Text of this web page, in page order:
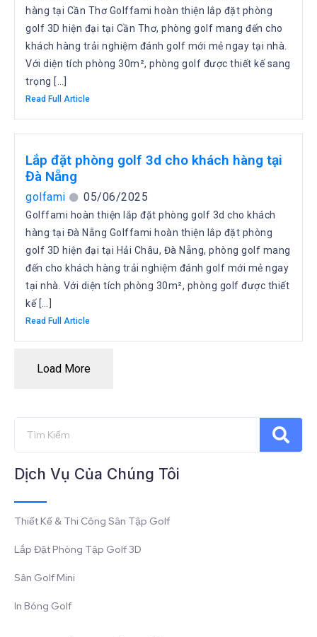
hàng tại Cần Thơ Golffami hoàn thiện lắp đặt phòng
golf 3D hiện đại tại Cần Thơ, phòng golf mang đến cho
khách hàng trải nghiệm đánh golf mới mẻ ngay tại nhà.
Với diện tích phòng 30m², phòng golf được thiết kế sang
trọng […]
Read Full Article
Lắp đặt phòng golf 3d cho khách hàng tại
Đà Nẵng
golfami 05/06/2025
Golffami hoàn thiện lắp đặt phòng golf 3d cho khách
hàng tại Đà Nẵng Golffami hoàn thiện lắp đặt phòng
golf 3D hiện đại tại Hải Châu, Đà Nẵng, phòng golf mang
đến cho khách hàng trải nghiệm đánh golf mới mẻ ngay
tại nhà. Với diện tích phòng 30m², phòng golf được thiết
kế […]
Read Full Article
Load More
Dịch Vụ Của Chúng Tôi
Thiết Kế & Thi Công Sân Tập Golf
Lắp Đặt Phòng Tập Golf 3D
Sân Golf Mini
In Bóng Golf